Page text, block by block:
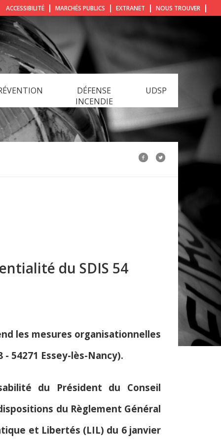
ACCESSIBILITÉ MARCHÉS PUBLICS EXTRANET NOUS TROUVER
DÉFENSE
INCENDIE
UDSP
du SDIS 54
les mesures organisationnelles
54271 Essey-lès-Nancy).
du Président du Conseil
du Règlement Général
et Libertés (LIL) du 6 janvier